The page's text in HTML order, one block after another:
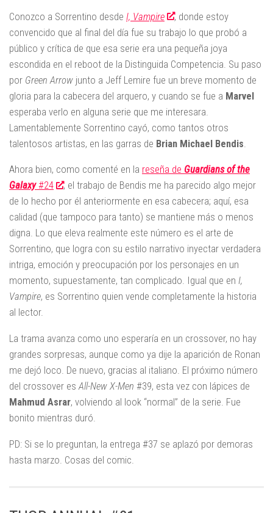
Conozco a Sorrentino desde I, Vampire
, donde estoy
convencido que al final del día fue su trabajo lo que probó a
público y crítica de que esa serie era una pequeña joya
escondida en el reboot de la Distinguida Competencia. Su paso
por Green Arrow junto a Jeff Lemire fue un breve momento de
gloria para la cabecera del arquero, y cuando se fue a Marvel
esperaba verlo en alguna serie que me interesara.
Lamentablemente Sorrentino cayó, como tantos otros
talentosos artistas, en las garras de Brian Michael Bendis
Ahora bien, como comenté en la reseña de Guardians of the
Galaxy#24
, el trabajo de Bendis me ha parecido algo mejor
de lo hecho por él anteriormente en esa cabecera; aquí, esa
calidad (que tampoco para tanto) se mantiene más o menos
digna. Lo que eleva realmente este número es el arte de
Sorrentino, que logra con su estilo narrativo inyectar verdadera
intriga, emoción y preocupación por los personajes en un
momento, supuestamente, tan complicado. Igual que en I,
Vampire, es Sorrentino quien vende completamente la historia
al lector.
La trama avanza como uno esperaría en un crossover, no hay
grandes sorpresas, aunque como ya dije la aparición de Ronan
me dejó loco. De nuevo, gracias al italiano. El próximo número
del crossover esAll-New X-Men #39, esta vez con lápices de
Mahmud Asrar, volviendo al look “normal” de la serie. Fue
bonito mientras duró.
PD: Si se lo preguntan, la entrega #37 se aplazó por demoras
hasta marzo. Cosas del comic.